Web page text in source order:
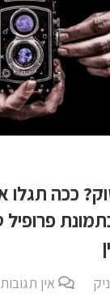
ככה תגלו
פרופיל
אין תגובות